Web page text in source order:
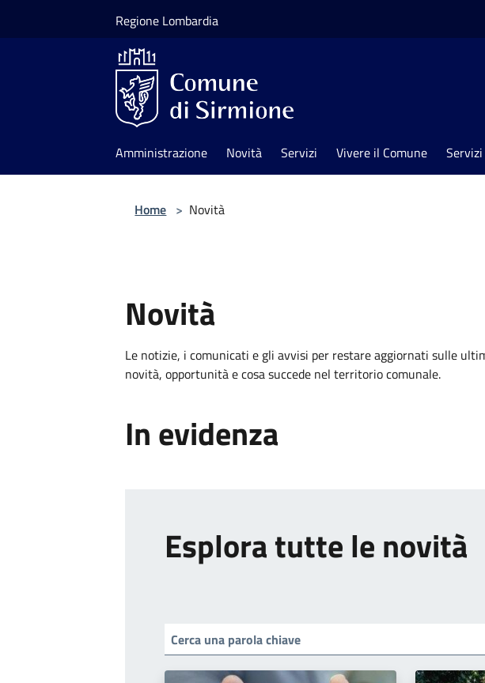
Regione Lombardia
Amministrazione Novità Servizi Vivere il Comune
Home > Novità
Novità
Le notizie, i comunicati e gli avvisi per restare aggiornati sulle
novità, opportunità e cosa succede nel territorio comunale.
In evidenza
Esplora tutte le novità